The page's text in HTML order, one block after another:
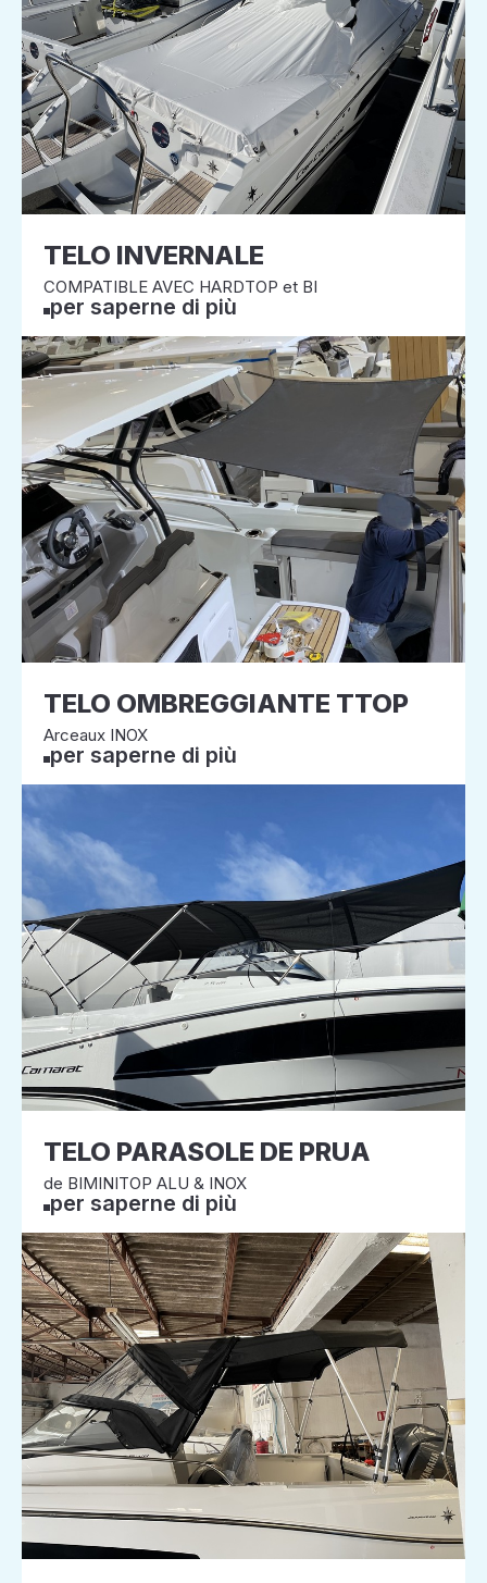
TELO INVERNALE
COMPATIBLE AVEC HARDTOP et BI
per saperne di più
TELO OMBREGGIANTE TTOP
Arceaux INOX
per saperne di più
TELO PARASOLE DE PRUA
de BIMINITOP ALU & INOX
per saperne di più